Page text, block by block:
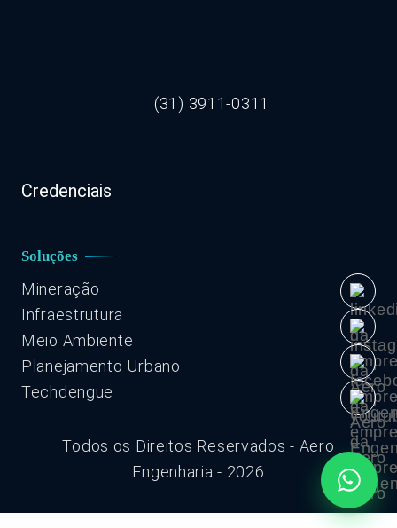
(31) 3911-0311
Credenciais
Soluções
Mineração
Infraestrutura
Meio Ambiente
Planejamento Urbano
Techdengue
Todos os Direitos Reservados - Aero
Engenharia - 2026